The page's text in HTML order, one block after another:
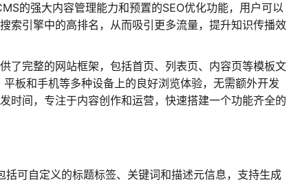
的强大内容管理能力和预置的SEO优化功能，用户可以
索引擎中的高排名，从而吸引更多流量，提升知识传播效
了完整的网站框架，包括首页、列表页、内容页等模板文
板和手机等多种设备上的良好浏览体验，无需额外开发
时间，专注于内容创作和运营，快速搭建一个功能齐全的
括可自定义的标题标签、关键词和描述元信息，支持生成